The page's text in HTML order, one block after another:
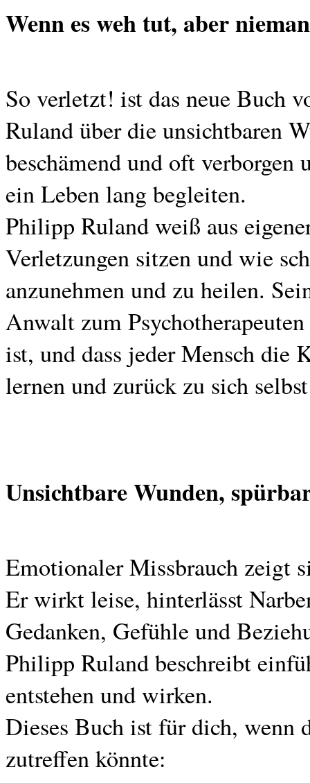
Wenn es weh tut, aber
So verletzt! ist das neue Buch
Ruland über die unsichtbaren
beschämend und oft verborgen
ein Leben lang begleiten.
Philipp Ruland weiß aus
Verletzungen sitzen und wie
anzunehmen und zu heilen.
Anwalt zum
ist, und dass jeder Mensch die
lernen und zurück zu sich
Unsichtbare Wunden,
Emotionaler Missbrauch zeigt
Er wirkt leise, hinterlässt
Gedanken, Gefühle und
Philipp Ruland beschreibt
entstehen und wirken.
Dieses Buch ist für dich, wenn
zutreffen könnte: